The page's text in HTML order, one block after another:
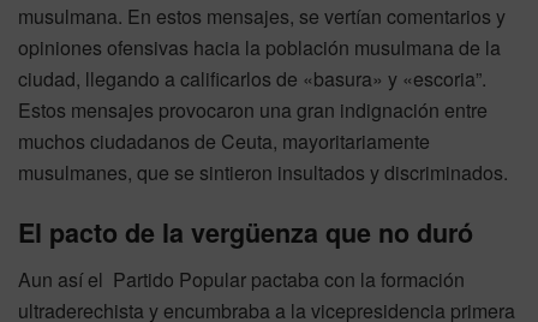
musulmana. En estos mensajes, se vertían comentarios y
opiniones ofensivas hacia la población musulmana de la
ciudad, llegando a calificarlos de «basura» y «escoria”.
Estos mensajes provocaron una gran indignación entre
muchos ciudadanos de Ceuta, mayoritariamente
musulmanes, que se sintieron insultados y discriminados.
El pacto de la vergüenza que no duró
Aun así el Partido Popular pactaba con la formación
ultraderechista y encumbraba a la vicepresidencia primera